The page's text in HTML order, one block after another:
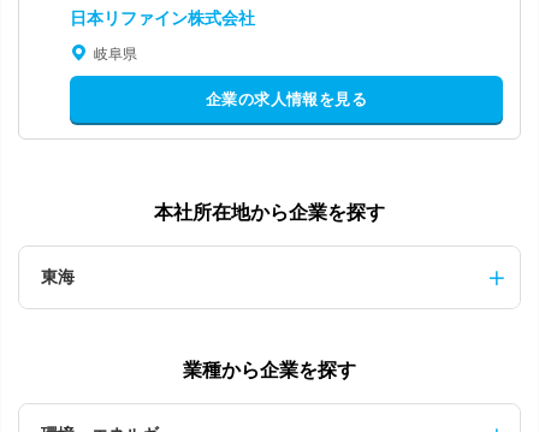
日本リファイン株式会社
岐阜県
企業の求人情報を見る
本社所在地から企業を探す
東海
業種から企業を探す